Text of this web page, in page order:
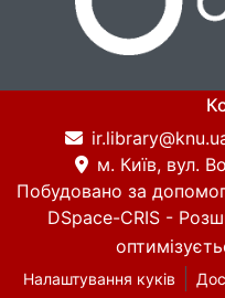
м. Київ, вул.
Побудовано за
DSpace-CRIS -
Налаштування куків